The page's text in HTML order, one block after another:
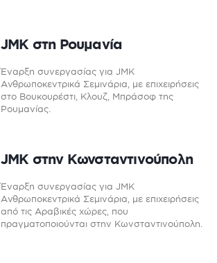
JMΚ στη Ρουμανία
Έναρξη συνεργασίας για JMK
Ανθρωποκεντρικά Σεμινάρια, με επιχειρήσεις
στο Βουκουρέστι, Κλουζ, Μπράσοφ της
Ρουμανίας.
JMΚ στην Κωνσταντινούπολη
Έναρξη συνεργασίας για JMK
Ανθρωποκεντρικά Σεμινάρια, με επιχειρήσεις
από τις Αραβικές χώρες, που
πραγματοποιούνται στην Κωνσταντινούπολη.